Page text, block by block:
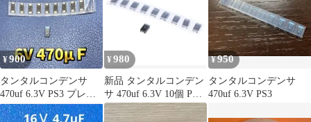
¥900
タンタルコンデンサ
470uf 6.3V PS3 プレス
テ３ プロードライザ
¥ 980
新品 タンタルコンデン
サ 470uf 6.3V 10個 PS3
プレステ３
¥950
タンタルコンデンサ
470uf 6.3V PS3